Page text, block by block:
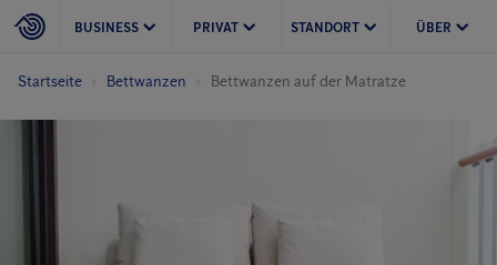
BUSINESS PRIVAT STANDORT ÜBER
Startseite Bettwanzen Bettwanzen auf der Matratze